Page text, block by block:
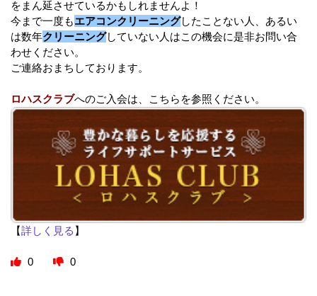
をまん延させているかもしれませんよ！
今まで一度もエアコンクリーニングしたことない人、あるい
は数年クリーニングしていない人はこの機会に是非お問い合
わせください。
ご連絡おまちしております。
ロハスクラブへのご入会は、こちらを参照ください。
【詳しく見る 】
0 0